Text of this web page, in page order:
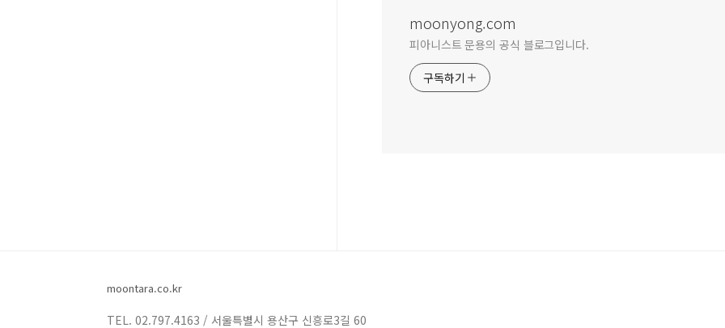
moonyong.com
피아니스트 문용의 공식 블로그입니다.
구독하기
moontara.co.kr
TEL. 02.797.4163 / 서울특별시 용산구 신흥로3길 60